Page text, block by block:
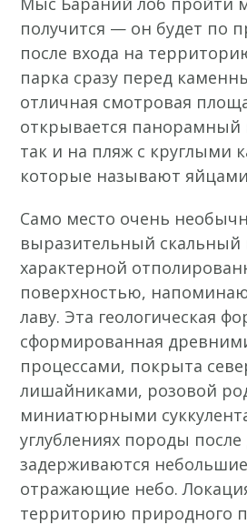
получится — он будет по
после входа на
парка сразу перед
отличная смотровая
открывается панорамный
так и на пляж с круглыми
которые называют
Само место очень
выразительный скальный
характерной
поверхностью,
лаву. Эта геологическая
сформированная
процессами, покрыта
лишайниками, розовой
миниатюрными
углублениях породы
задерживаются
отражающие небо.
территорию природного